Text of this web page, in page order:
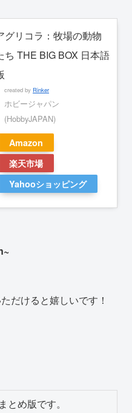
グリコラ：牧場の動物
ち THE BIG BOX 日本語
created by Rinker
ホビージャパン
(HobbyJAPAN)
Amazon
楽天市場
Yahooショッピング
だけると嬉しいです！